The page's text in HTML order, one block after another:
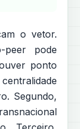
o vetor.
peer pode
ponto
Segundo,